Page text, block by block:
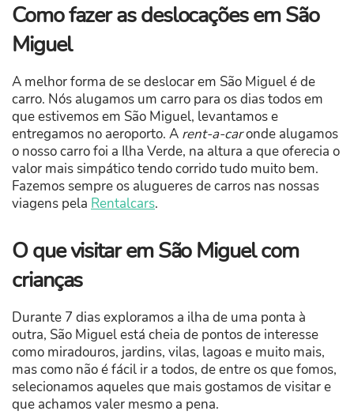
Como fazer as deslocações em São
Miguel
A melhor forma de se deslocar em São Miguel é de
carro. Nós alugamos um carro para os dias todos em
que estivemos em São Miguel, levantamos e
entregamos no aeroporto. A rent-a-caronde alugamos
o nosso carro foi a Ilha Verde, na altura a que oferecia o
valor mais simpático tendo corrido tudo muito bem.
Fazemos sempre os alugueres de carros nas nossas
viagens pela Rentalcars.
O que visitar em São Miguel com
crianças
Durante 7 dias exploramos a ilha de uma ponta à
outra, São Miguel está cheia de pontos de interesse
como miradouros, jardins, vilas, lagoas e muito mais,
mas como não é fácil ir a todos, de entre os que fomos,
selecionamos aqueles que mais gostamos de visitar e
que achamos valer mesmo a pena.